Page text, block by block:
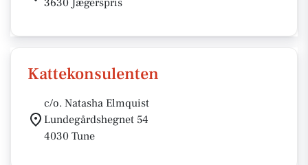
3630 Jægerspris
Kattekonsulenten
c/o. Natasha Elmquist
Lundegårdshegnet 54
4030 Tune